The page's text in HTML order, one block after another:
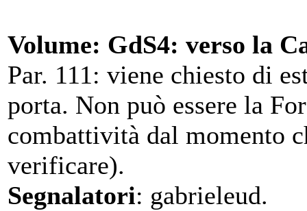
Volume: GdS4: verso la
Par. 111: viene chiesto di
porta. Non può essere la
combattività dal momento
verificare).
Segnalatori: gabrieleud.